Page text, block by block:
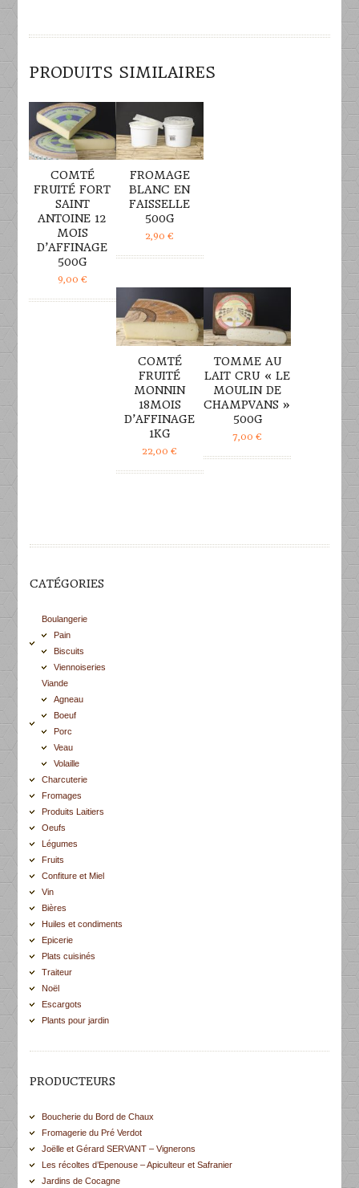
PRODUITS SIMILAIRES
COMTÉ
FRUITÉ FORT
SAINT
ANTOINE 12
MOIS
D’AFFINAGE
500G
9,00 €
FROMAGE
BLANC EN
FAISSELLE
500G
2,90€
COMTÉ
FRUITÉ
MONNIN
18MOIS
D’AFFINAGE
1KG
22,00€
TOMME AU
LAIT CRU « LE
MOULIN DE
CHAMPVANS »
500G
7,00€
CATÉGORIES
Boulangerie
Pain
Biscuits
Viennoiseries
Viande
Agneau
Boeuf
Porc
Veau
Volaille
Charcuterie
Fromages
Produits Laitiers
Oeufs
Légumes
Fruits
Confiture et Miel
Vin
Bières
Huiles et condiments
Epicerie
Plats cuisinés
Traiteur
Noël
Escargots
Plants pour jardin
PRODUCTEURS
Boucherie du Bord de Chaux
Fromagerie du Pré Verdot
Joëlle et Gérard SERVANT – Vignerons
Les récoltes d’Epenouse – Apiculteur et Safranier
Jardins de Cocagne